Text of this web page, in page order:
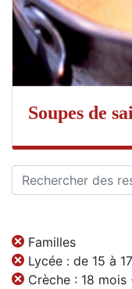
Soupes de
Familles
Lycée : de 15 à
Crèche : 18 mois